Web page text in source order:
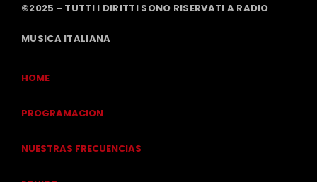
©2025 - TUTTI I DIRITTI SONO RISERVATI A RADIO
MUSICA ITALIANA
HOME
PROGRAMACION
NUESTRAS FRECUENCIAS